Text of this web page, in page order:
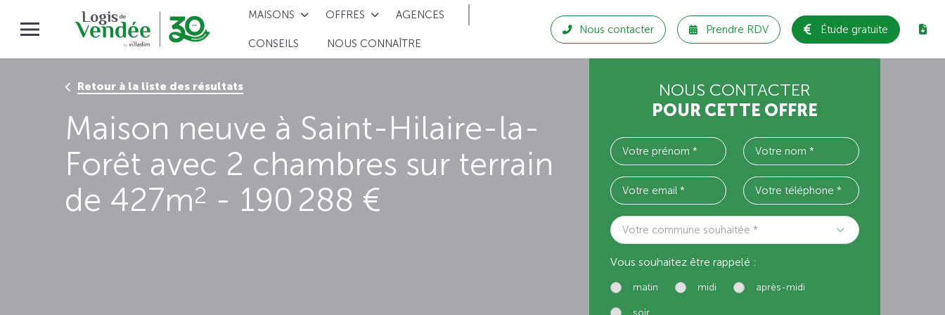
MAISONS OFFRES AGENCES
CONSEILS NOUS CONNAÎTRE
Nous contacter Prendre RDV Étude gratuite
Retour à la liste des résultats
Maison neuve à Saint-Hilaire-la-
Forêt avec 2 chambres sur terrain
de 427m2 - 190 288 €
NOUS CONTACTER
POUR CETTE OFFRE
Votre commune souhaitée *
Vous souhaitez être rappelé :
matin midi après-midi